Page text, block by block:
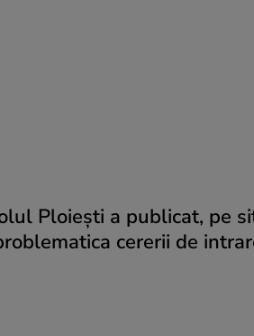
Ploiești a publicat, pe
cererii de